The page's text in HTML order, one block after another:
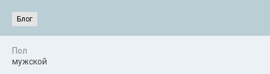
Блог
Пол
мужской